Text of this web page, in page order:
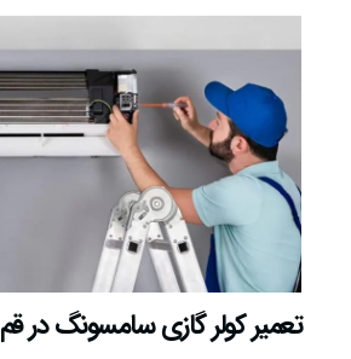
تعمیر کولر گازی سامسونگ در قم